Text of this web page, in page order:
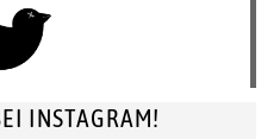
INSTAGRAM!